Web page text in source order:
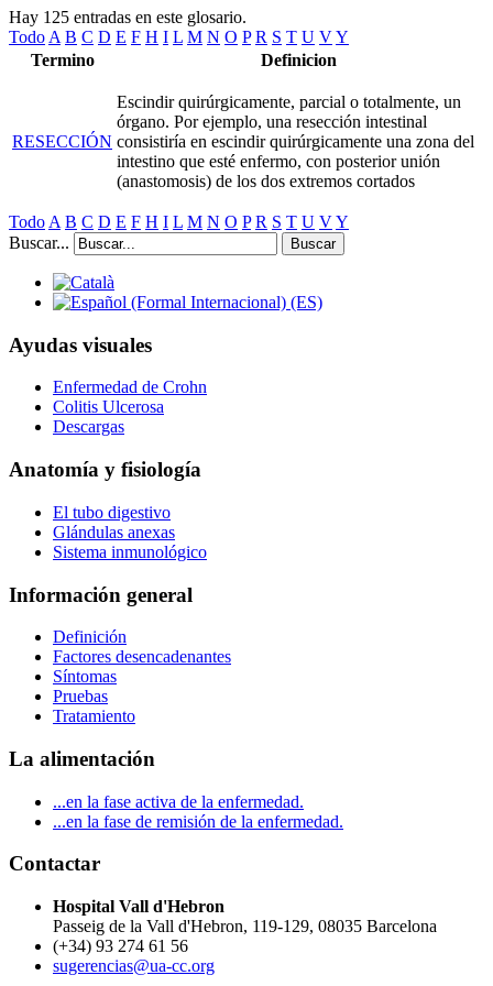
Hay 125 entradas en este glosario.
Todo A B C D E F H I L M N O P R S T U VY
Termino
Definicion
RESECCIÓN
Escindir quirúrgicamente, parcial o totalmente, un
órgano. Por ejemplo, una resección intestinal
consistiría en escindir quirúrgicamente una zona del
intestino que esté enfermo, con posterior unión
(anastomosis) de los dos extremos cortados
Todo A B C D E F H I L M N O P R S T U VY
Buscar...
Buscar
Ayudas visuales
Enfermedad de Crohn
Colitis Ulcerosa
Descargas
Anatomía y fisiología
El tubo digestivo
Glándulas anexas
Sistema inmunológico
Información general
Definición
Factores desencadenantes
Síntomas
Pruebas
Tratamiento
La alimentación
...en la fase activa de la enfermedad.
...en la fase de remisión de la enfermedad.
Contactar
Hospital Vall d'Hebron
Passeig de la Vall d'Hebron, 119-129, 08035 Barcelona
(+34) 93 274 61 56
sugerencias@ua-cc.org